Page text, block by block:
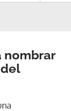
nombrar